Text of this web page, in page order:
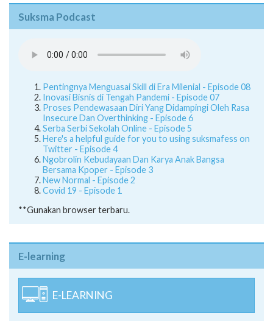
Suksma Podcast
Pentingnya Menguasai Skill di Era Milenial - Episode 08
Inovasi Bisnis di Tengah Pandemi - Episode 07
Proses Pendewasaan Diri Yang Didampingi Oleh Rasa
Insecure Dan Overthinking - Episode 6
Serba Serbi Sekolah Online - Episode 5
Here's a helpful guide for you to using suksmafess on
Twitter - Episode 4
Ngobrolin Kebudayaan Dan Karya Anak Bangsa
Bersama Kpoper - Episode 3
New Normal - Episode 2
Covid 19 - Episode 1
**Gunakan browser terbaru.
E-learning
E-LEARNING